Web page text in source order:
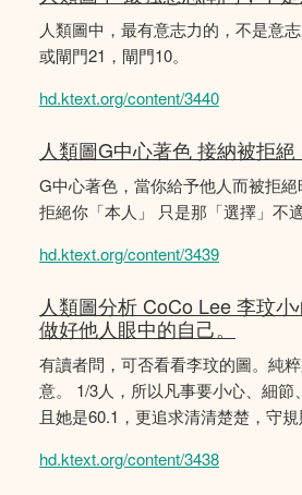
人類圖中，最有意志力的，不是意
或閘門21，閘門10。
hd.ktext.org/content/3440
人類圖G中心著色 接納被拒
G中心著色，當你給予他人而被拒
拒絕你「本人」 只是那「選擇」不
hd.ktext.org/content/3439
人類圖分析 CoCo Lee 李玟
做好他人眼中的自己。
有讀者問，可否看看李玟的圖。純
意。 1/3人，所以凡事要小心、細節
且她是60.1，更追求清清楚楚，守規
hd.ktext.org/content/3438